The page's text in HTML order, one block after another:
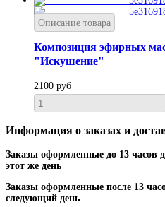
Описание товара
Композиция эфирных
"Искушение"
2100 руб
Информация о заказах и
Заказы оформленные до 13 часов
этот же день
Заказы оформленные после 13
следующий день